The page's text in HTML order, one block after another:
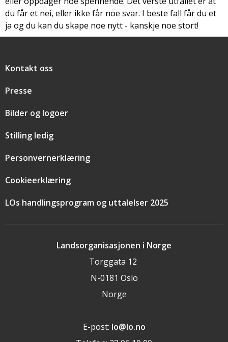
du får et nei, eller ikke får noe svar. I beste fall får du et
ja og du kan du skape noe nytt - kanskje noe stort!
Landsorganisasjonen i Norge
Torggata 12
N-0181 Oslo
Norge
E-post: lo@lo.no
Snarveier
Kontakt oss
Presse
Bilder og logoer
Stilling ledig
Personvernerklæring
Cookieerklæring
LOs handlingsprogram og uttalelser 2025